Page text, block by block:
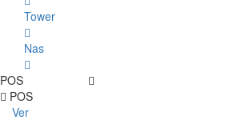
Tower
Nas
POS
POS
Ver